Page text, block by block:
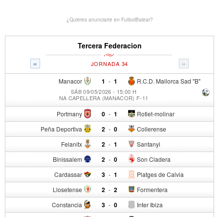
¿Quieres anunciarte en FutbolBalear?
Tercera Federacion
« »
JORNADA 34
Manacor 1 - R.C.D. Mallorca Sad "B"
1
SÁB 09/05/2026 - 15:00 H
NA CAPELLERA (MANACOR) F-11
Portmany 0 - Rotlet-molinar
1
Peña Deportiva 2 - Collerense
0
Felanitx 2 - Santanyi
1
Binissalem 2 - Son Cladera
0
Cardassar 3 - Platges de Calvia
1
Llosetense 2 - Formentera
2
Constancia 3 - Inter Ibiza
0